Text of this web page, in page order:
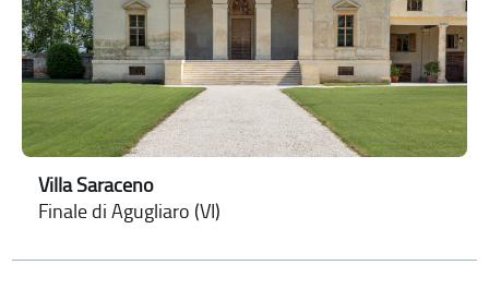
Villa Saraceno
Finale di Agugliaro (VI)